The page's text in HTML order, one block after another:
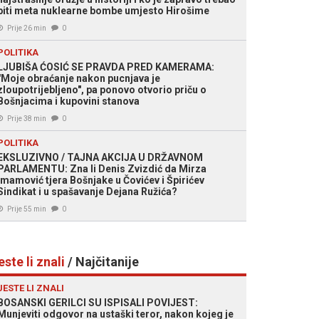
meta nuklearne bombe umjesto Hirošime
Prije 26 min 0
ĆOSIĆ SE PRAVDA PRED KAMERAMA:
obraćanje nakon pucnjava je
pa ponovo otvorio priču o
i kupovini stanova
Prije 38 min 0
/ TAJNA AKCIJA U DRŽAVNOM
Zna li Denis Zvizdić da Mirza
tjera Bošnjake u Čovićev i Špirićev
i u spašavanje Dejana Ružića?
Prije 55 min 0
li znali / Najčitanije
LI ZNALI
GERILCI SU ISPISALI POVIJEST:
odgovor na ustaški teror, nakon kojeg je